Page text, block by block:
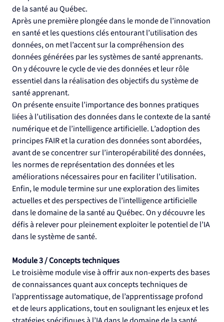
de la santé au Québec.
Après une première plongée dans le monde de l’innovation
en santé et les questions clés entourant l’utilisation des
données, on met l’accent sur la compréhension des
données générées par les systèmes de santé apprenants.
On y découvre le cycle de vie des données et leur rôle
essentiel dans la réalisation des objectifs du système de
santé apprenant.
On présente ensuite l’importance des bonnes pratiques
liées à l’utilisation des données dans le contexte de la santé
numérique et de l’intelligence artificielle. L’adoption des
principes FAIR et la curation des données sont abordées,
avant de se concentrer sur l’interopérabilité des données,
les normes de représentation des données et les
améliorations nécessaires pour en faciliter l’utilisation.
Enfin, le module termine sur une exploration des limites
actuelles et des perspectives de l’intelligence artificielle
dans le domaine de la santé au Québec. On y découvre les
défis à relever pour pleinement exploiter le potentiel de l’IA
dans le système de santé.
Module 3 / Concepts techniques
Le troisième module vise à offrir aux non-experts des bases
de connaissances quant aux concepts techniques de
l’apprentissage automatique, de l’apprentissage profond
et de leurs applications, tout en soulignant les enjeux et les